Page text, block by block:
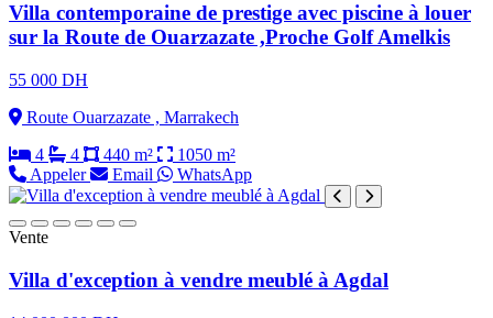
Villa contemporaine de prestige avec piscine à louer
sur la Route de Ouarzazate ,Proche Golf Amelkis
55 000 DH
Route Ouarzazate , Marrakech
4
4 440 m²
1050 m²
Appeler
Email WhatsApp
Vente
Villa d'exception à vendre meublé à Agdal